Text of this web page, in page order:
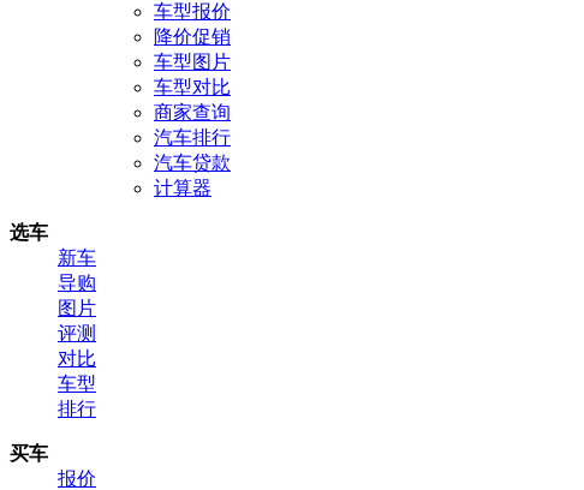
车型报价
降价促销
车型图片
车型对比
商家查询
汽车排行
汽车贷款
计算器
选车
新车
导购
图片
评测
对比
车型
排行
买车
报价